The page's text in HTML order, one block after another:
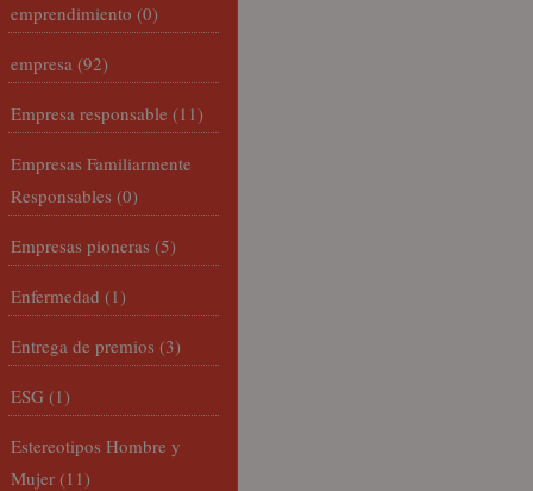
emprendimiento (0)
empresa (92)
Empresa responsable (11)
Empresas Familiarmente
Responsables (0)
Empresas pioneras (5)
Enfermedad (1)
Entrega de premios (3)
ESG (1)
Estereotipos Hombre y
Mujer (11)